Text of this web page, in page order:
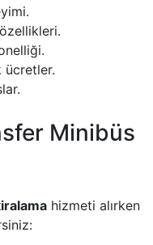
ücretler.
Minibüs
hizmeti alırken